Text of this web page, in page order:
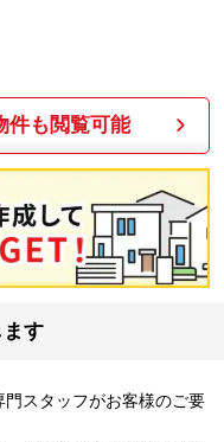
件も閲覧可能
す
スタッフがお客様のご要